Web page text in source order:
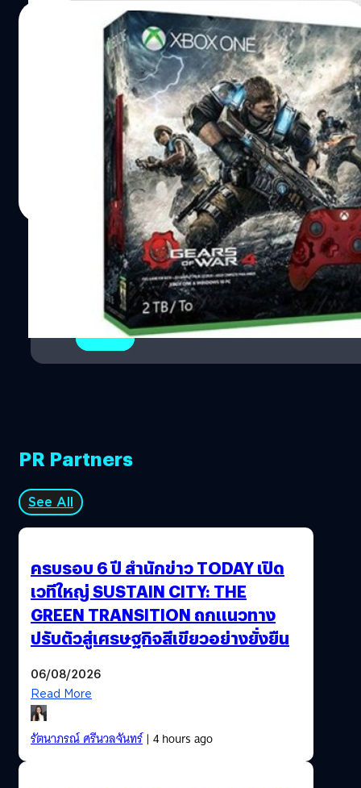
เปิดตัวเครื่อง XboxOne S รุ่นตัวบางที่มา
พร้อมกับเกม Gears of War 4
Gears of War 4 จะมาพร้อมกับ XboxOne S รุ่นตัวเล็กในราคา
วงศกร ปฐมชัยวัฒน์| 3675 days ago
PR Partners
See All
ครบรอบ 6 ปี สำนักข่าว TODAY เปิด
เวทีใหญ่ SUSTAIN CITY: THE
GREEN TRANSITION ถกแนวทาง
ปรับตัวสู่เศรษฐกิจสีเขียวอย่างยั่งยืน
06/08/2026
Read More
รัตนาภรณ์ ศรีนวลจันทร์| 4 hours ago